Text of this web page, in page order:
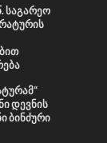
საგარეო
დევნის
ბინძური